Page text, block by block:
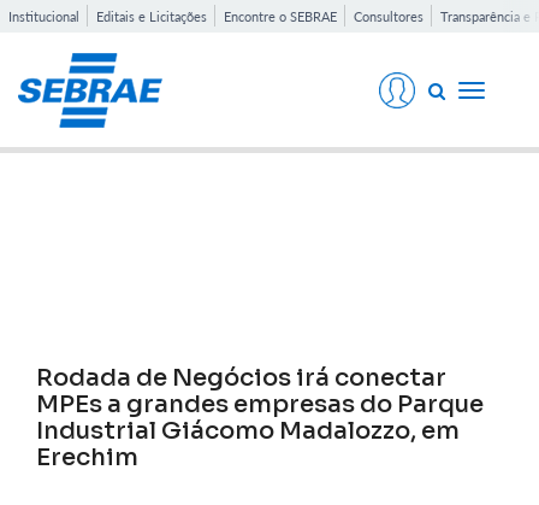
Institucional Editais e Licitações Encontre o SEBRAE Consultores Transparência e
Toggle
Rodada de Negócios irá conectar
MPEs a grandes empresas do Parque
Industrial Giácomo Madalozzo, em
Erechim